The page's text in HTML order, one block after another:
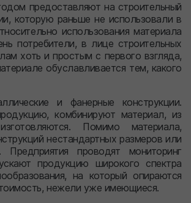
предоставляют на строительный
которую раньше не использовали в
использования материала
потребители, в лице строительных
хоть и простым с первого взгляда,
обуславливается тем, какого
и фанерные конструкции.
комбинируют материал, из
Помимо материала,
нестандартных размеров или
проводят мониторинг
продукцию широкого спектра
на который опираются
нежели уже имеющиеся.